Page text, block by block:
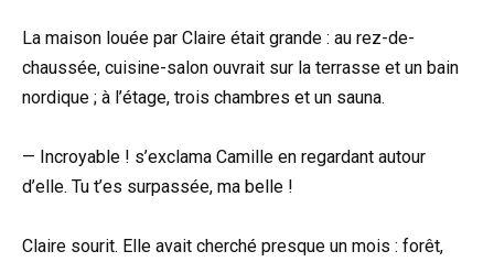
La maison louée par Claire était grande : au rez-de-
chaussée, cuisine-salon ouvrait sur la terrasse et un bain
nordique ; à l’étage, trois chambres et un sauna.
— Incroyable ! s’exclama Camille en regardant autour
d’elle. Tu t’es surpassée, ma belle !
Claire sourit. Elle avait cherché presque un mois : forêt,